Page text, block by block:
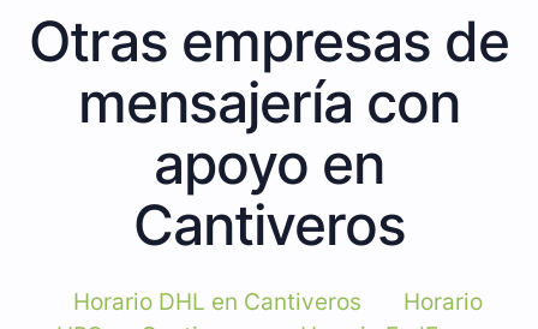
Otras empresas de
mensajería con
apoyo en
Cantiveros
Horario DHL en Cantiveros
Horario